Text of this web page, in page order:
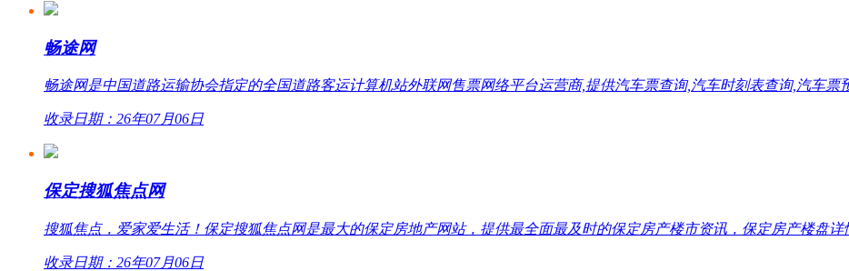
畅途网
畅途网是中国道路运输协会指定的全国道路客运计算机站外联网售票网络平台运营商,提供汽车票查询,汽车时刻表查询,汽车票
收录日期：26年07月06日
保定搜狐焦点网
搜狐焦点，爱家爱生活！保定搜狐焦点网是最大的保定房地产网站，提供最全面最及时的保定房产楼市资讯，保定房产楼盘
收录日期：26年07月06日